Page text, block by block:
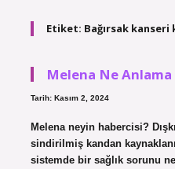
Etiket: Bağırsak
Melena Ne Anlama
Tarih: Kasım 2, 2024
Melena neyin habercisi?
sindirilmiş kandan
sistemde bir sağlık sorunu